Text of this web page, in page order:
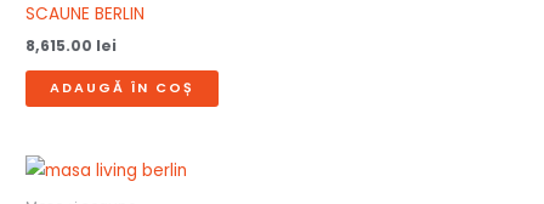
SCAUNE BERLIN
8,615.00 lei
ADAUGĂ ÎN COȘ